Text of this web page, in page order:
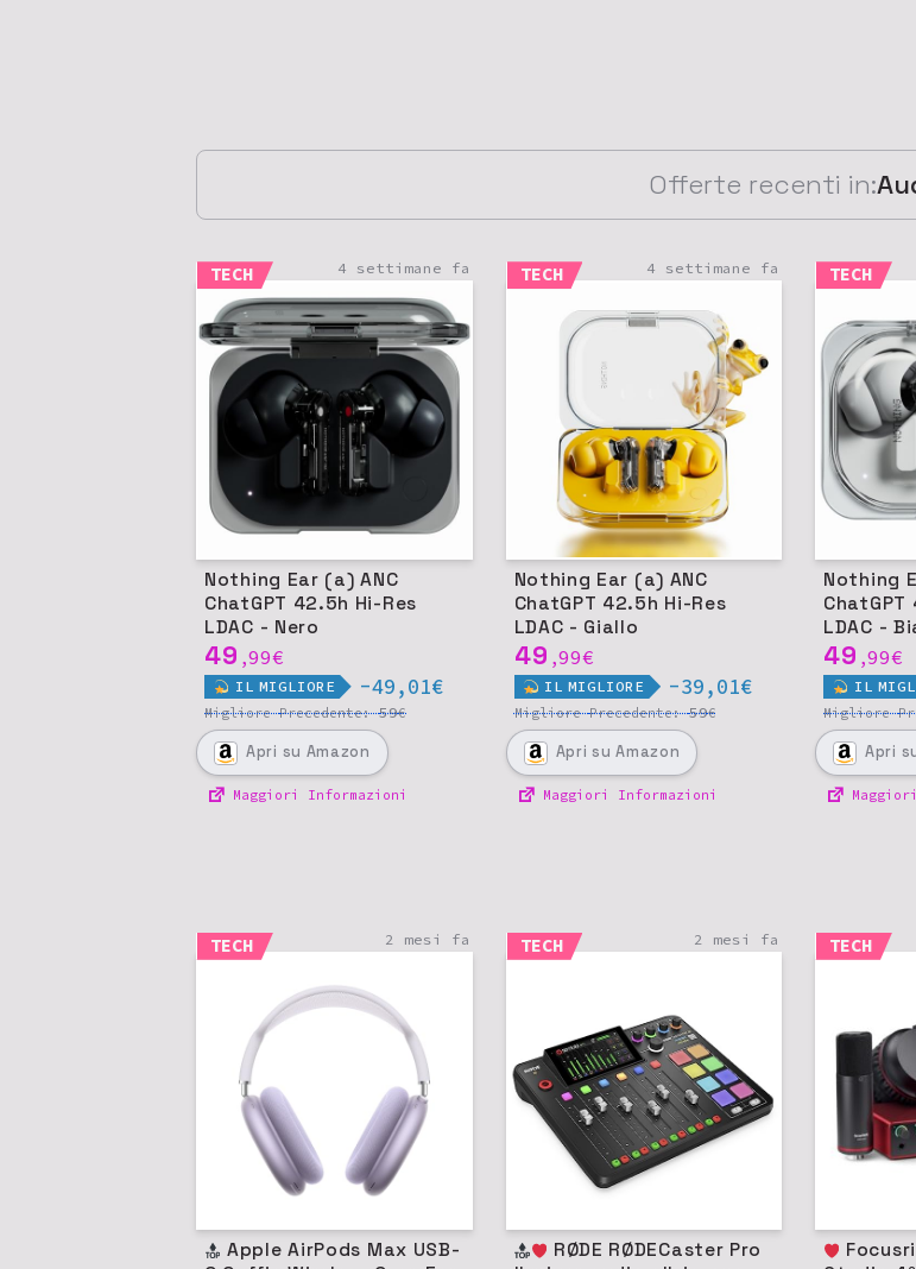
Offerte recenti in:
TECH 4 settimane fa
Nothing Ear (a) ANC
ChatGPT 42.5h Hi-Res
LDAC - Nero
49 ,99€
IL MIGLIORE -49,01€
MigliorePrecedente:59€
Apri su Amazon
Maggiori Informazioni
TECH 4 settimane fa
Nothing Ear (a) ANC
ChatGPT 42.5h Hi-Res
LDAC - Giallo
49 ,99€
IL MIGLIORE -39,01€
MigliorePrecedente:59€
Apri su Amazon
Maggiori Informazioni
TECH
Nothing
ChatGPT
LDAC -
49 ,99€
IL
Migliore
Apri
TECH 2 mesi fa
Apple AirPods Max USB-
TECH 2 mesi fa TECH